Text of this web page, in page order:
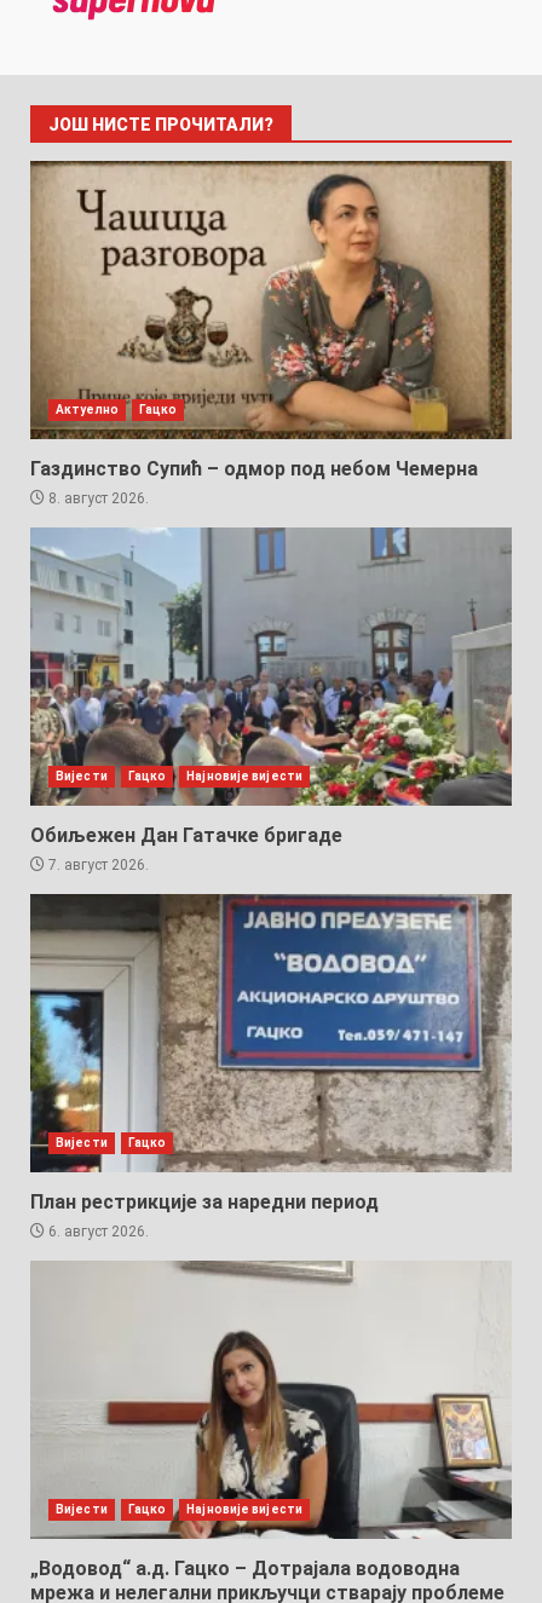
ЈОШ НИСТЕ ПРОЧИТАЛИ?
Актуелно Гацко
Газдинство Супић – одмор под небом Чемерна
8. август 2026.
Вијести Гацко Најновије вијести
Обиљежен Дан Гатачке бригаде
7. август 2026.
Вијести Гацко
План рестрикције за наредни период
6. август 2026.
Вијести Гацко Најновије вијести
„Водовод“ а.д. Гацко – Дотрајала водоводна
мрежа и нелегални прикључци стварају проблеме